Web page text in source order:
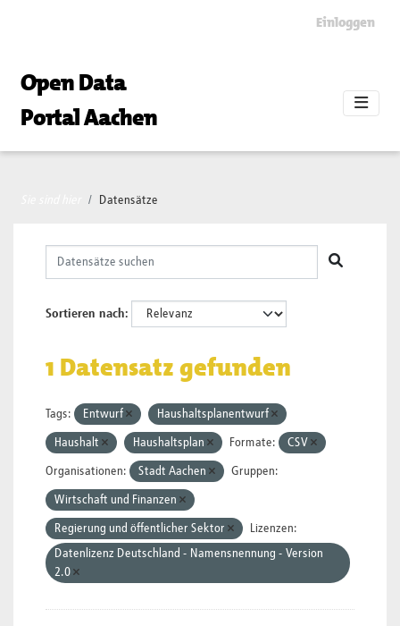
Einloggen
Open Data
Portal Aachen
Datensätze
Sortieren nach
1 Datensatz gefunden
Tags: Entwurf Haushaltsplanentwurf
Haushalt Haushaltsplan Formate: CSV
Organisationen: Stadt Aachen Gruppen:
Wirtschaft und Finanzen
Regierung und öffentlicher Sektor
Lizenzen:
Datenlizenz Deutschland - Namensnennung - Version
2.0